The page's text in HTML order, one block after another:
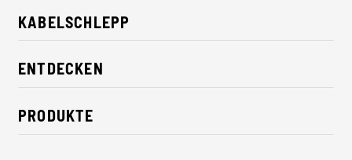
KABELSCHLEPP
Über uns
Karriere
CSR / Nachhaltigkeit
Kontakt
ENTDECKEN
Branchenlösungen
News
PRODUKTE